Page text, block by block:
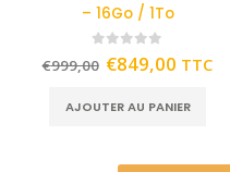
– 16Go / 1To
out of 5
€999,00 €849,00 TTC
AJOUTER AU PANIER